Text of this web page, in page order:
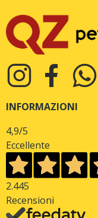
INFORMAZIONI
4,9/5
Eccellente
2.445
Recensioni